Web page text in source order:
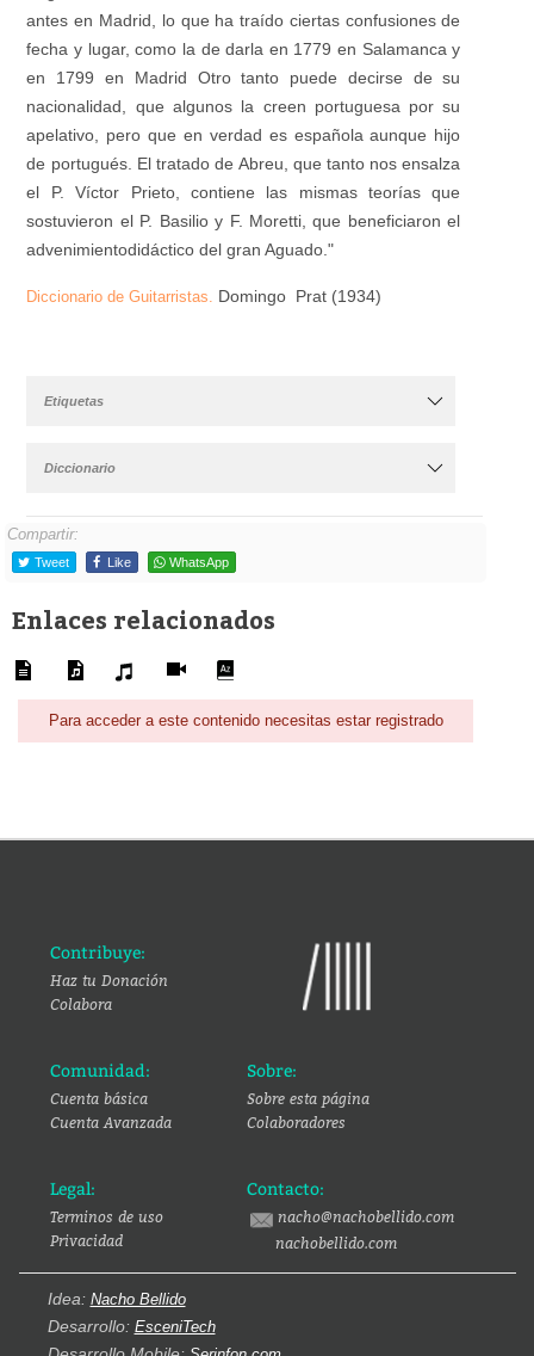
antes en Madrid, lo que ha traído ciertas confusiones de
fecha y lugar, como la de darla en 1779 en Salamanca y
en 1799 en Madrid Otro tanto puede decirse de su
nacionalidad, que algunos la creen portuguesa por su
apelativo, pero que en verdad es española aunque hijo
de portugués. El tratado de Abreu, que tanto nos ensalza
el P. Víctor Prieto, contiene las mismas teorías que
sostuvieron el P. Basilio y F. Moretti, que beneficiaron el
advenimientodidáctico del gran Aguado."
Diccionario de Guitarristas. Domingo Prat (1934)
Etiquetas
Diccionario
Compartir:
Tweet Like WhatsApp
Enlaces relacionados
Para acceder a este contenido necesitas estar registrado
Contribuye:
Haz tu Donación
Colabora
Comunidad:
Cuenta básica
Cuenta Avanzada
Sobre:
Sobre esta página
Colaboradores
Legal:
Terminos de uso
Privacidad
Contacto:
nacho@nachobellido.com
nachobellido.com
Idea: Nacho Bellido
Desarrollo: EsceniTech